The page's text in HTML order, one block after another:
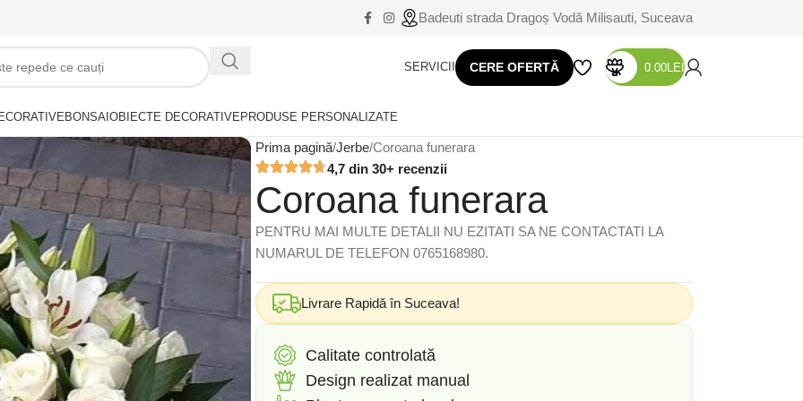
Badeuti strada Dragoș Vodă Milisauti, Suceava
SERVICII CERE OFERTĂ 0.00LEI
BONSAI OBIECTE DECORATIVE PRODUSE PERSONALIZATE
Prima pagină Jerbe Coroana funerara
4,7 din 30+ recenzii
Coroana funerara
PENTRU MAI MULTE DETALII NU EZITATI SA NE CONTACTATI LA
NUMARUL DE TELEFON 0765168980.
Livrare Rapidă în Suceava!
Calitate controlată
Design realizat manual